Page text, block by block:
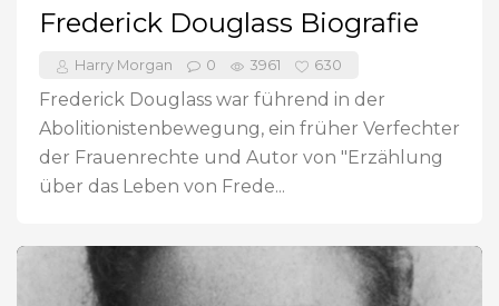
Frederick Douglass Biografie
Harry Morgan 0 3961 630
Frederick Douglass war führend in der
Abolitionistenbewegung, ein früher Verfechter
der Frauenrechte und Autor von "Erzählung
über das Leben von Frede...